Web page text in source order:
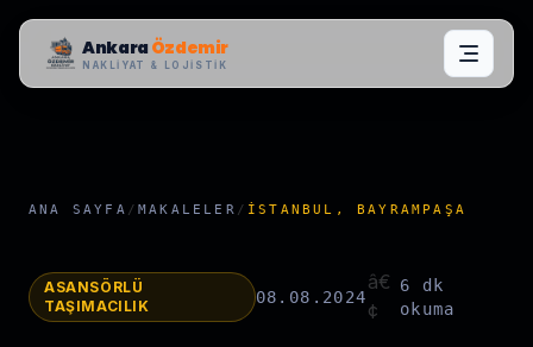
AnkaraÖzdemir
NAKLIYAT & LOJISTIK
ANA SAYFA /MAKALELER / İSTANBUL, BAYRAMPAŞA
ASANSÖRLÜ
TAŞIMACILIK
08.08.2024
â€
¢
6 dk
okuma